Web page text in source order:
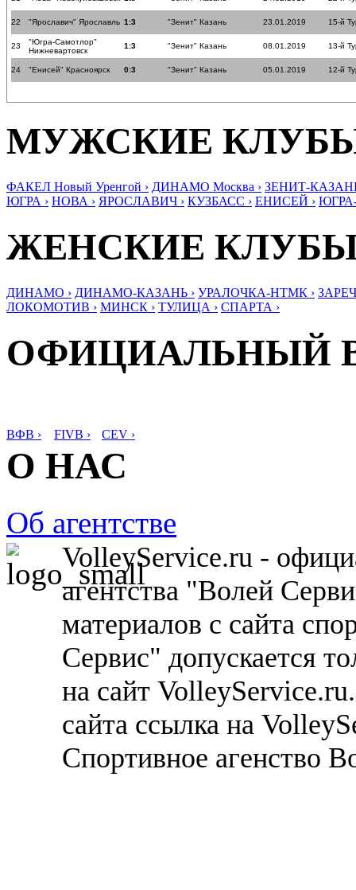
22 "Ярославич" Ярославль 1:3 "Зенит" Казань 23.01.2019 15-й
23
"Югра-Самотлор"
Нижневартовск
1:3 "Зенит" Казань 08.01.2019 13-й
24 "Енисей" Красноярск 0:3 "Зенит" Казань 05.01.2019 12-й
МУЖСКИЕ
ФАКЕЛ Новый Уренгой › ДИНАМО Москва › ЗЕНИТ-
ЮГРА › НОВА › ЯРОСЛАВИЧ › КУЗБАСС › ЕНИСЕЙ ›
ЖЕНСКИЕ
ДИНАМО › ДИНАМО-КАЗАНЬ › УРАЛОЧКА-НТМК ›
ЛОКОМОТИВ › МИНСК › ТУЛИЦА › СПАРТА ›
ОФИЦИАЛЬНЫЙ
ВФВ › FIVB › CEV ›
О НАС
Об агентстве
VolleyService.ru -
агентства "Волей
материалов с сайта
Сервис" допускается
на сайт
сайта ссылка на
Спортивное агенство